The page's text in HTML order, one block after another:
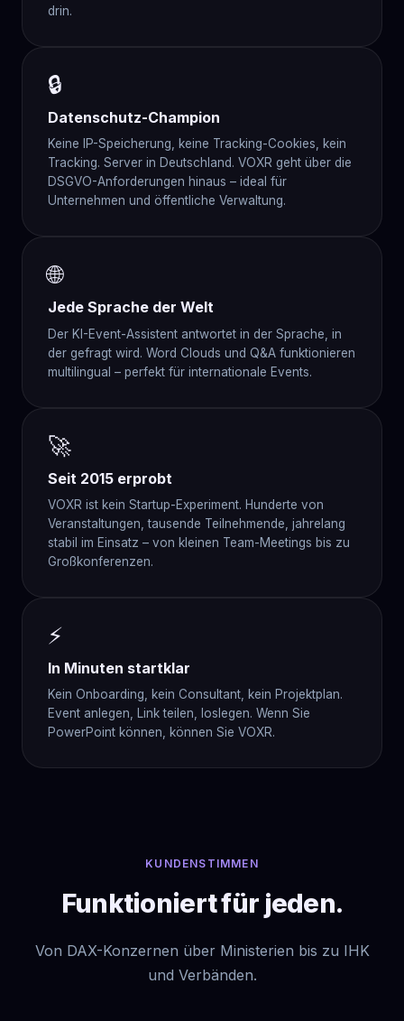
drin.
🔒
Datenschutz-Champion
Keine IP-Speicherung, keine Tracking-Cookies, kein
Tracking. Server in Deutschland. VOXR geht über die
DSGVO-Anforderungen hinaus – ideal für
Unternehmen und öffentliche Verwaltung.
🌐
Jede Sprache der Welt
Der KI-Event-Assistent antwortet in der Sprache, in
der gefragt wird. Word Clouds und Q&A funktionieren
multilingual – perfekt für internationale Events.
🚀
Seit 2015 erprobt
VOXR ist kein Startup-Experiment. Hunderte von
Veranstaltungen, tausende Teilnehmende, jahrelang
stabil im Einsatz – von kleinen Team-Meetings bis zu
Großkonferenzen.
⚡
In Minuten startklar
Kein Onboarding, kein Consultant, kein Projektplan.
Event anlegen, Link teilen, loslegen. Wenn Sie
PowerPoint können, können Sie VOXR.
KUNDENSTIMMEN
Funktioniert für jeden.
Von DAX-Konzernen über Ministerien bis zu IHK
und Verbänden.